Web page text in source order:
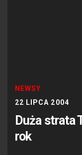
NEWSY
22 LIPCA 2004
Duża strata
rok